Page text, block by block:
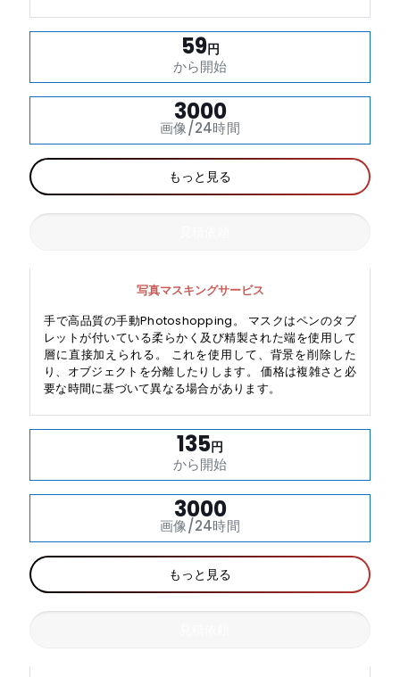
59円
から開始
3000
画像/24時間
もっと見る
写真マスキングサービス
手で高品質の手動Photoshopping。 マスクはペンのタブ
レットが付いている柔らかく及び精製された端を使用して
層に直接加えられる。 これを使用して、背景を削除した
り、オブジェクトを分離したりします。 価格は複雑さと必
要な時間に基づいて異なる場合があります。
135円
から開始
3000
画像/24時間
もっと見る